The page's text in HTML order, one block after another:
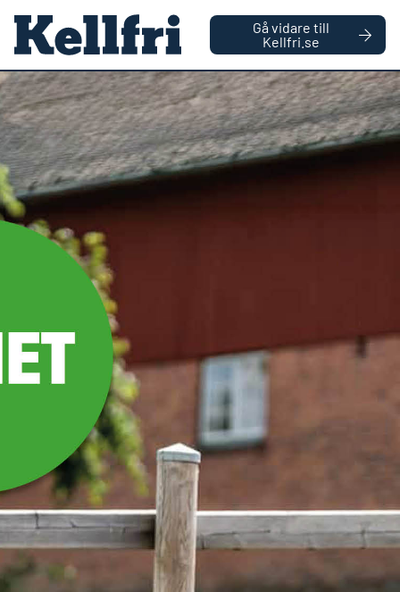
Gå vidare till
Kellfri.se
FÖRETAG | PRIVATPERSON
Antal
Startsida Reservdelar Glidskena vänster